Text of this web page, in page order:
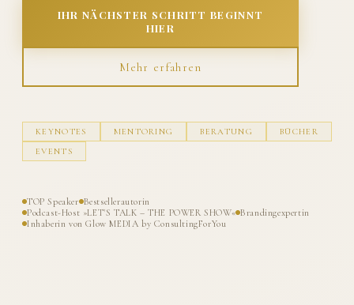
IHR NÄCHSTER SCHRITT BEGINNT
HIER
Mehr erfahren
KEYNOTES MENTORING BERATUNG
BÜCHER
EVENTS
TOP Speaker Bestsellerautorin
Podcast-Host »LET'S TALK – THE POWER SHOW« Brandingexpertin
Inhaberin von Glow MEDIA by ConsultingForYou